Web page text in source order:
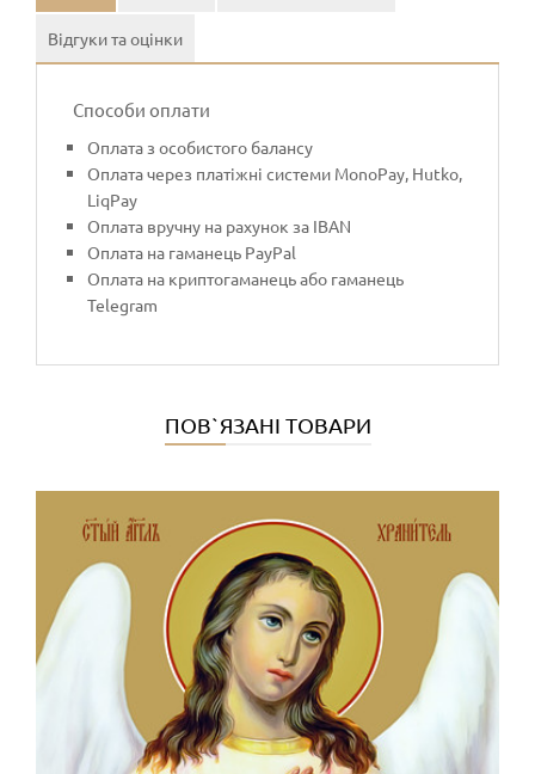
Відгуки та оцінки
Способи оплати
Оплата з особистого балансу
Оплата через платіжні системи MonoPay, Hutko,
LiqPay
Оплата вручну на рахунок за IBAN
Оплата на гаманець PayPal
Оплата на криптогаманець або гаманець
Telegram
ПОВ`ЯЗАНІ ТОВАРИ